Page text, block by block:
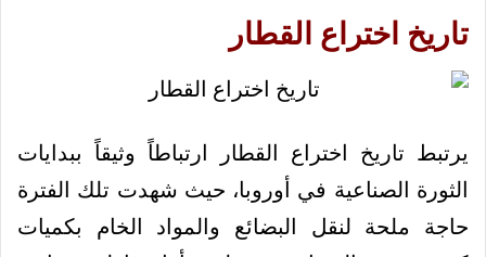
تاريخ اختراع القطار
يرتبط تاريخ اختراع القطار ارتباطاً وثيقاً ببدايات
الثورة الصناعية في أوروبا، حيث شهدت تلك الفترة
حاجة ملحة لنقل البضائع والمواد الخام بكميات